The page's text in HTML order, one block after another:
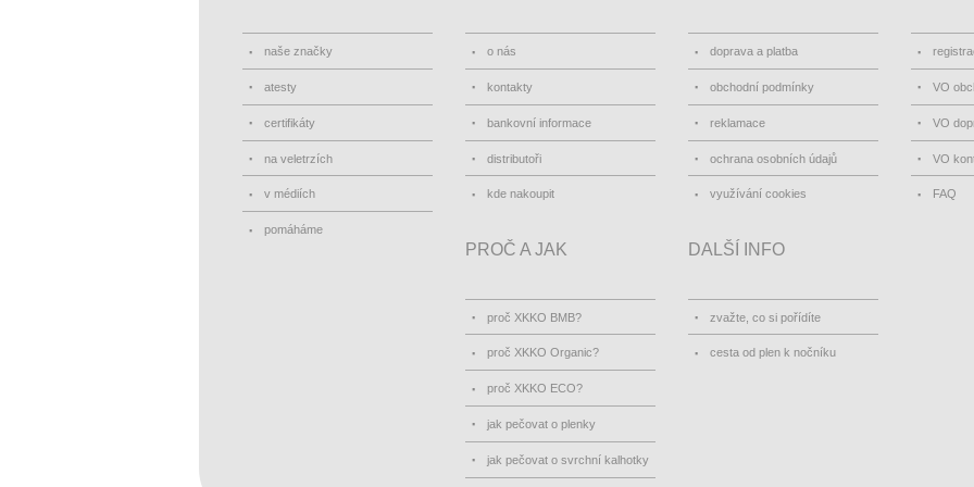
naše značky
atesty
certifikáty
na veletrzích
v médiích
pomáháme
o nás
kontakty
bankovní informace
distributoři
kde nakoupit
doprava a platba
obchodní podmínky
reklamace
ochrana osobních údajů
využívání cookies
VO
VO
VO
FAQ
PROČ A JAK
proč XKKO BMB?
proč XKKO Organic?
proč XKKO ECO?
jak pečovat o plenky
jak pečovat o svrchní kalhotky
DALŠÍ INFO
zvažte, co si pořídíte
cesta od plen k nočníku